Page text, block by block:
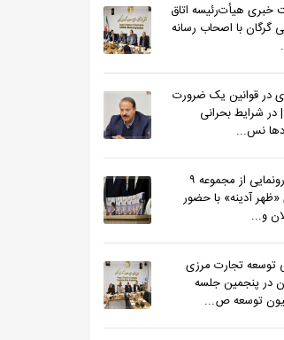
هیأت‌رئیسه اتاق
گرگان با اصحاب رسانه
در قوانین یک ضرورت
شرایط بحرانی
نس...
آیین رونمایی از مجموعه ۹
آدینه» با حضور
و...
توسعه تجارت مرزی
در پنجمین جلسه
توسعه ص...